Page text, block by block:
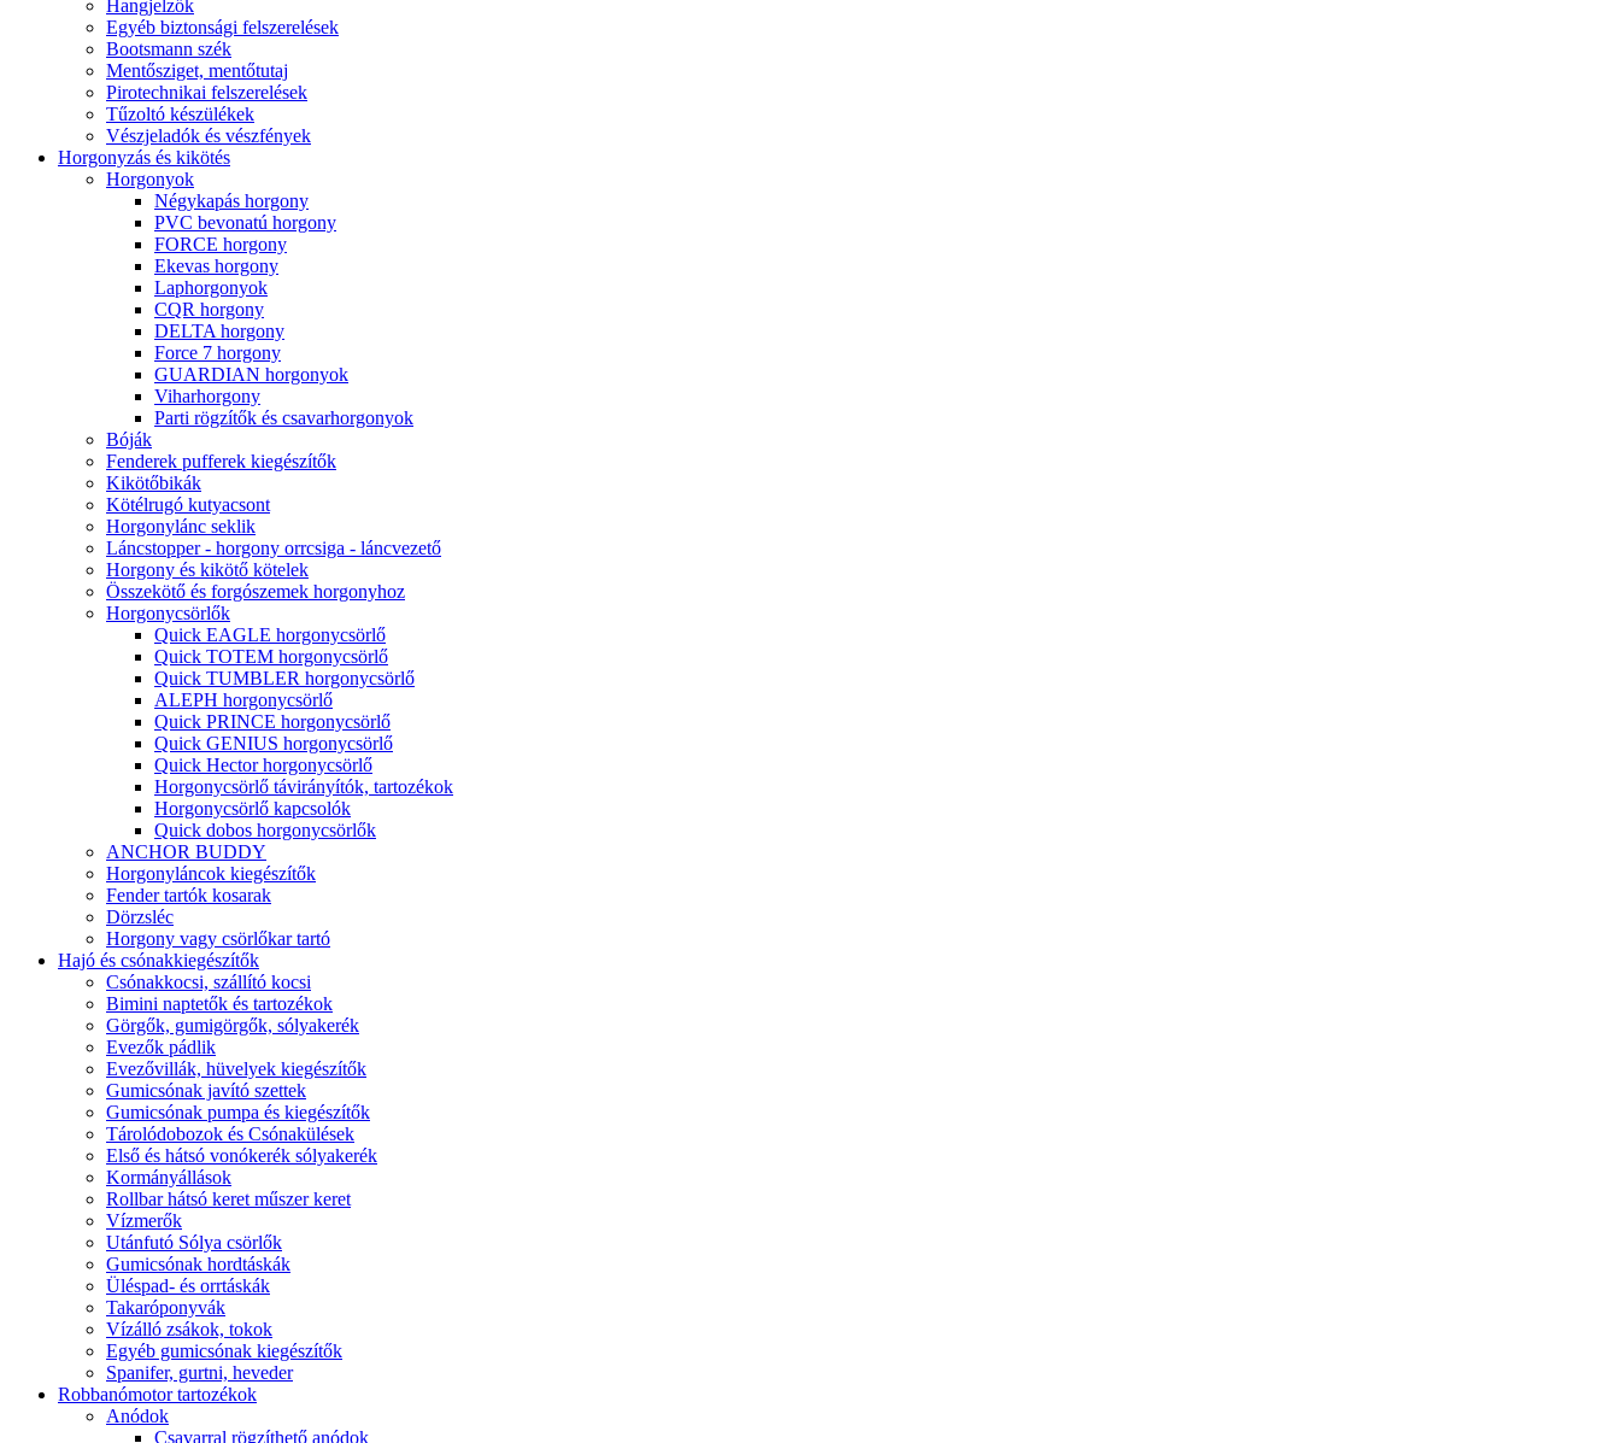
Hangjelzők
Egyéb biztonsági felszerelések
Bootsmann szék
Mentősziget, mentőtutaj
Pirotechnikai felszerelések
Tűzoltó készülékek
Vészjeladók és vészfények
Horgonyzás és kikötés
Horgonyok
Négykapás horgony
PVC bevonatú horgony
FORCE horgony
Ekevas horgony
Laphorgonyok
CQR horgony
DELTA horgony
Force 7 horgony
GUARDIAN horgonyok
Viharhorgony
Parti rögzítők és csavarhorgonyok
Bóják
Fenderek pufferek kiegészítők
Kikötőbikák
Kötélrugó kutyacsont
Horgonylánc seklik
Láncstopper - horgony orrcsiga - láncvezető
Horgony és kikötő kötelek
Összekötő és forgószemek horgonyhoz
Horgonycsörlők
Quick EAGLE horgonycsörlő
Quick TOTEM horgonycsörlő
Quick TUMBLER horgonycsörlő
ALEPH horgonycsörlő
Quick PRINCE horgonycsörlő
Quick GENIUS horgonycsörlő
Quick Hector horgonycsörlő
Horgonycsörlő távirányítók, tartozékok
Horgonycsörlő kapcsolók
Quick dobos horgonycsörlők
ANCHOR BUDDY
Horgonyláncok kiegészítők
Fender tartók kosarak
Dörzsléc
Horgony vagy csörlőkar tartó
Hajó és csónakkiegészítők
Csónakkocsi, szállító kocsi
Bimini naptetők és tartozékok
Görgők, gumigörgők, sólyakerék
Evezők pádlik
Evezővillák, hüvelyek kiegészítők
Gumicsónak javító szettek
Gumicsónak pumpa és kiegészítők
Tárolódobozok és Csónakülések
Első és hátsó vonókerék sólyakerék
Kormányállások
Rollbar hátsó keret műszer keret
Vízmerők
Utánfutó Sólya csörlők
Gumicsónak hordtáskák
Üléspad- és orrtáskák
Takaróponyvák
Vízálló zsákok, tokok
Egyéb gumicsónak kiegészítők
Spanifer, gurtni, heveder
Robbanómotor tartozékok
Anódok
Csavarral rögzíthető anódok